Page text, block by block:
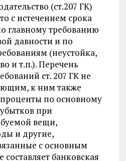
(ст.207 ГК)
с истечением срока
главному требованию
давности и по
(неустойка,
и т.п.). Перечень
ст. 207 ГК не
к ним также
проценты по основному
при
вещи,
и другие,
с основным
банковская